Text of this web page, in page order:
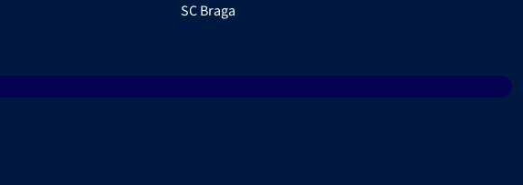
SC Braga